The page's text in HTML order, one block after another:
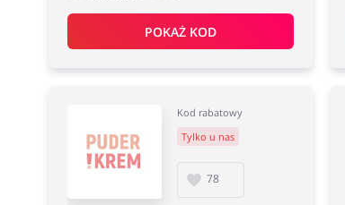
POKAŻ KOD
Kod rabatowy
Tylko u nas
78